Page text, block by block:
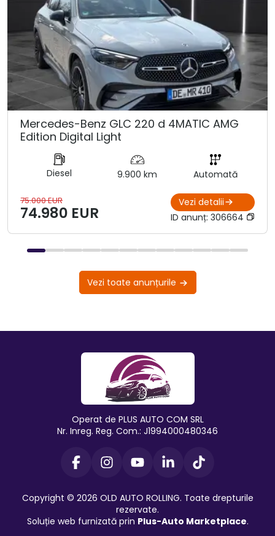
Mercedes-Benz GLC 220 d 4MATIC AMG
Edition Digital Light
Diesel 9.900 km Automată
75.000 EUR
74.980 EUR
Vezi detalii
ID anunț: 306664
Vezi toate anunțurile
Operat de PLUS AUTO COM SRL
Nr. Inreg. Reg. Com.: J1994000480346
Copyright © 2026 OLD AUTO ROLLING. Toate drepturile
rezervate.
Soluție web furnizată prin Plus-Auto Marketplace.